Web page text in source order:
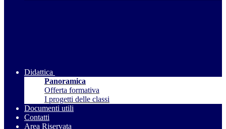
Didattica
Panoramica
Offerta formativa
I progetti delle classi
Documenti utili
Contatti
Area Riservata